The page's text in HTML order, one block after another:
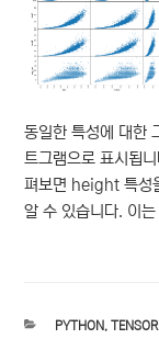
동일한 특성에 대한
트그램으로 표시됩
펴보면 height 특성
알 수 있습니다. 이
카
PYTHON,